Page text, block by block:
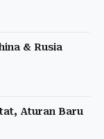
& Rusia
Aturan Baru